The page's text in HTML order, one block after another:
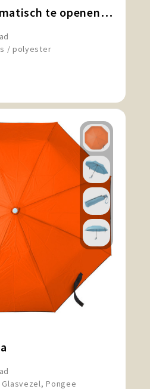
PASSAT - Automatisch te openen windproof paraplu
/ polyester
Pongee